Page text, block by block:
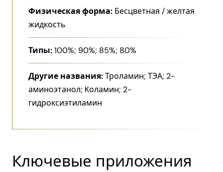
Физическая форма: Бесцветная / желтая
жидкость
Типы:100%; 90%; 85%; 80%
Другие названия:Троламин; ТЭА; 2-
аминоэтанол; Kоламин; 2-
гидроксиэтиламин
Ключевые приложения